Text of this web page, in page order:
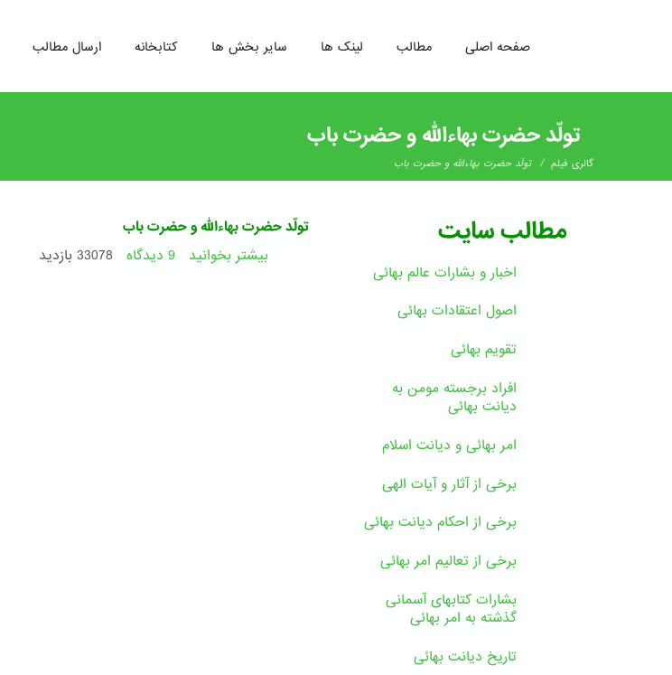
رفتن
ارسال مطالب کتابخانه سایر بخش ها لینک ها مطالب صفحه اصلی
تولّد حضرت بهاءالله و حضرت باب
گالری فیلم / تولّد حضرت بهاءالله و حضرت باب
تولّد حضرت بهاءالله و حضرت باب
بیشتر بخوانید درباره
9 دیدگاه 33078 بازدید
مطالب سایت
اخبار و بشارات عالم بهائى
اصول اعتقادات بهائی
تقویم بهائی
افراد برجسته مومن به
دیانت بهائی
امر بهائی و دیانت اسلام
برخی از آثار و آیات الهی
برخی از احکام دیانت بهائی
برخی از تعالیم امر بهائی
بشارات کتابهای آسمانی
گذشته به امر بهائی
تاریخ دیانت بهائی